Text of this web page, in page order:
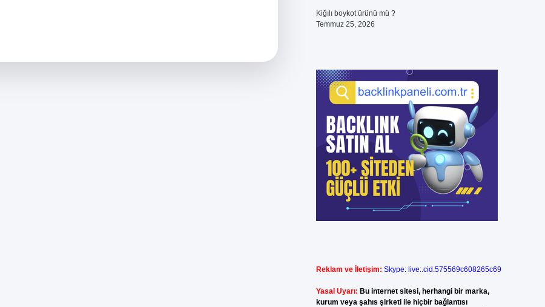
Kiğılı boykot ürünü mü ?
Temmuz 25, 2026
Reklam ve İletişim: Skype: live:.cid.575569c608265c69
Yasal Uyarı: Bu internet sitesi, herhangi bir marka,
kurum veya şahıs şirketi ile hiçbir bağlantısı